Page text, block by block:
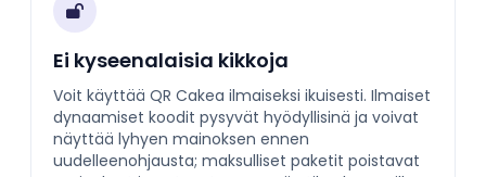
Ei kyseenalaisia kikkoja
Voit käyttää QR Cakea ilmaiseksi ikuisesti. Ilmaiset
dynaamiset koodit pysyvät hyödyllisinä ja voivat
näyttää lyhyen mainoksen ennen
uudelleenohjausta; maksulliset paketit poistavat